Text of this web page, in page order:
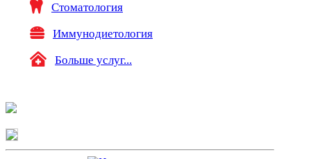
Стоматология
Иммунодиетология
Больше услуг...